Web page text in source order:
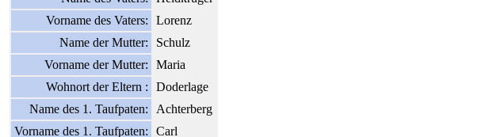
Vorname des Vaters:
Lorenz
Name der Mutter:
Schulz
Vorname der Mutter:
Maria
Wohnort der Eltern :
Doderlage
Name des 1. Taufpaten:
Achterberg
Vorname des 1. Taufpaten:
Carl